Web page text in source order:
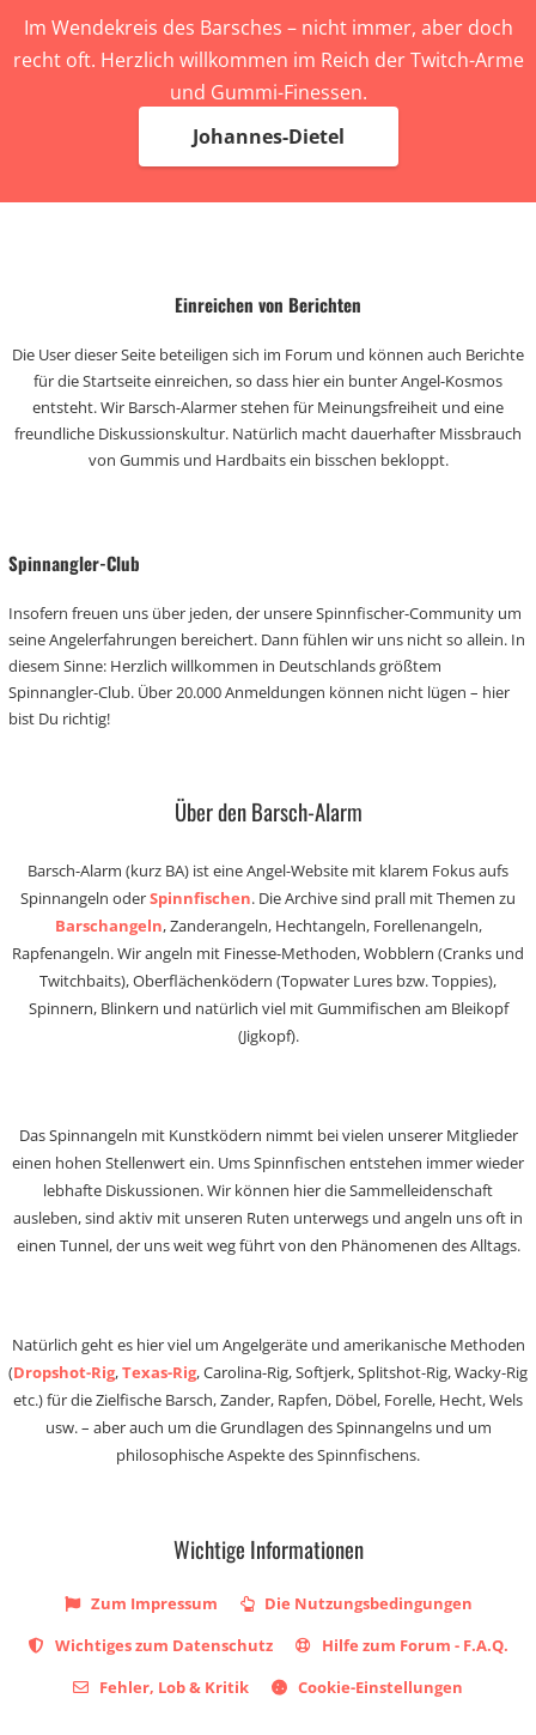
Im Wendekreis des Barsches – nicht immer, aber doch
recht oft. Herzlich willkommen im Reich der Twitch-Arme
und Gummi-Finessen.
Johannes-Dietel
Einreichen von Berichten
Die User dieser Seite beteiligen sich im Forum und können auch Berichte
für die Startseite einreichen, so dass hier ein bunter Angel-Kosmos
entsteht. Wir Barsch-Alarmer stehen für Meinungsfreiheit und eine
freundliche Diskussionskultur. Natürlich macht dauerhafter Missbrauch
von Gummis und Hardbaits ein bisschen bekloppt.
Spinnangler-Club
Insofern freuen uns über jeden, der unsere Spinnfischer-Community um
seine Angelerfahrungen bereichert. Dann fühlen wir uns nicht so allein. In
diesem Sinne: Herzlich willkommen in Deutschlands größtem
Spinnangler-Club. Über 20.000 Anmeldungen können nicht lügen – hier
bist Du richtig!
Über den Barsch-Alarm
Barsch-Alarm (kurz BA) ist eine Angel-Website mit klarem Fokus aufs
Spinnangeln oderSpinnfischen. Die Archive sind prall mit Themen zu
Barschangeln, Zanderangeln, Hechtangeln, Forellenangeln,
Rapfenangeln. Wir angeln mit Finesse-Methoden, Wobblern (Cranks und
Twitchbaits), Oberflächenködern (Topwater Lures bzw. Toppies),
Spinnern, Blinkern und natürlich viel mit Gummifischen am Bleikopf
(Jigkopf).
Das Spinnangeln mit Kunstködern nimmt bei vielen unserer Mitglieder
einen hohen Stellenwert ein. Ums Spinnfischen entstehen immer wieder
lebhafte Diskussionen. Wir können hier die Sammelleidenschaft
ausleben, sind aktiv mit unseren Ruten unterwegs und angeln uns oft in
einen Tunnel, der uns weit weg führt von den Phänomenen des Alltags.
Natürlich geht es hier viel um Angelgeräte und amerikanische Methoden
(Dropshot-Rig,Texas-Rig, Carolina-Rig, Softjerk, Splitshot-Rig, Wacky-Rig
etc.) für die Zielfische Barsch, Zander, Rapfen, Döbel, Forelle, Hecht, Wels
usw. – aber auch um die Grundlagen des Spinnangelns und um
philosophische Aspekte des Spinnfischens.
Wichtige Informationen
Zum Impressum
Die Nutzungsbedingungen
Wichtiges zum Datenschutz
Hilfe zum Forum - F.A.Q.
Fehler, Lob & Kritik
Cookie-Einstellungen